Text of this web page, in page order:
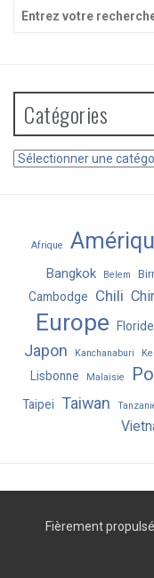
pour
Catégories
Catégories
Afrique
Bangkok Belem
Cambodge Chili
Europe Floride
Japon
Kanchanaburi
Lisbonne Malaisie
Taipei
Taiwan
Fièrement